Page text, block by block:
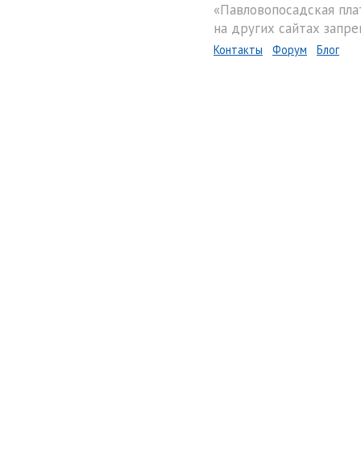
«Павловопосадская
на других сайтах
Контакты Форум Блог